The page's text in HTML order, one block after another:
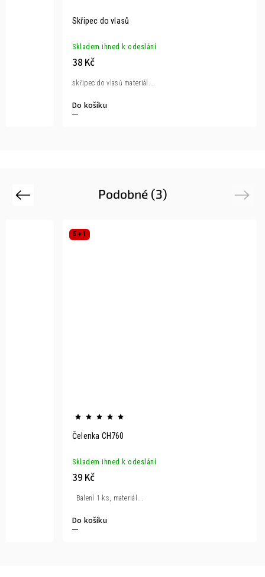
Skřipec do vlasů
Skladem ihned k odeslání
38 Kč
Do košíku
skřipec do vlasů materiál...
Podobné (3)
Previous
5 + 1
Čelenka CH760
Skladem ihned k odeslání
39 Kč
Do košíku
Balení 1 ks, materiál...
Next